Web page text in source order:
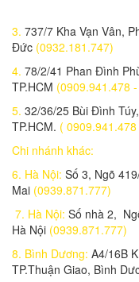
Lắp đặt trọn bộ Camera IP
2,970,000 đ
2,980,000 đ
Lắp trọn bộ 1 Camera IP
Lắp trọn bộ 1 Camera IP
1,100,000 đ
1,600,000 đ
3. 737/7 Kha Vạn Vân,
Đức (0932.181.747)
4. 78/2/41 Phan Đình
TP.HCM (0909.941.478
5. 32/36/25 Bùi Đình
TP.HCM. (
Chi nhánh khác:
6. Hà Nội: Số 3, Ngõ
Mai (0939.871.777)
7. Hà Nội: Số nhà 2,
Hà Nội (0939.871.777)
8. Bình Dương: A4/16B
TP.Thuận Giao, Bình